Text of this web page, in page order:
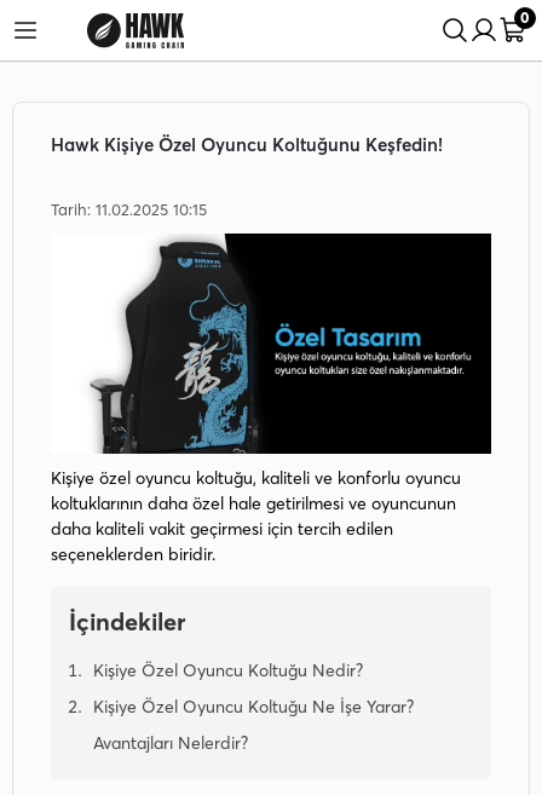
%5 İndirim Fırsatı! 24 Saatte Kargo Fırsatını Kaçırma! 0
Hawk Kişiye Özel Oyuncu Koltuğunu Keşfedin!
Tarih: 11.02.2025 10:15
Kişiye özel oyuncu koltuğu, kaliteli ve konforlu oyuncu
koltuklarının daha özel hale getirilmesi ve oyuncunun
daha kaliteli vakit geçirmesi için tercih edilen
seçeneklerden biridir.
İçindekiler
Kişiye Özel Oyuncu Koltuğu Nedir?
Kişiye Özel Oyuncu Koltuğu Ne İşe Yarar?
Avantajları Nelerdir?